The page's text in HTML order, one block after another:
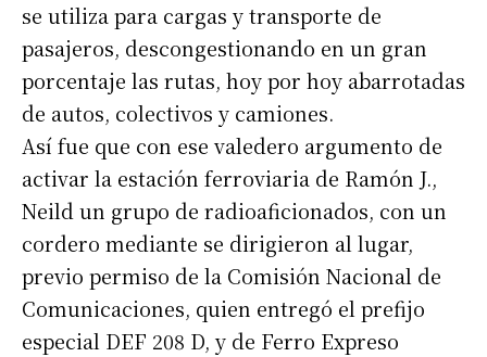
se utiliza para cargas y transporte de
pasajeros, descongestionando en un gran
porcentaje las rutas, hoy por hoy abarrotadas
de autos, colectivos y camiones.
Así fue que con ese valedero argumento de
activar la estación ferroviaria de Ramón J.,
Neild un grupo de radioaficionados, con un
cordero mediante se dirigieron al lugar,
previo permiso de la Comisión Nacional de
Comunicaciones, quien entregó el prefijo
especial DEF 208 D, y de Ferro Expreso